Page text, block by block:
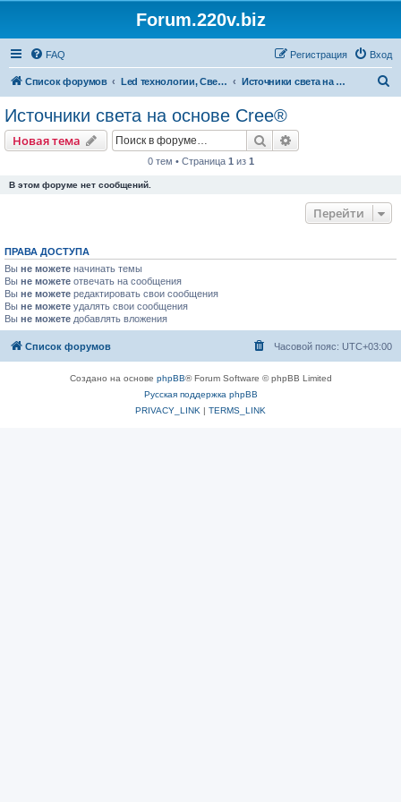
Forum.220v.biz
FAQ Вход
Регистрация
Список форумов Led технологии, Светодиодные технологии и все что с ними связано Источники света на основе Cree®
Источники света на основе Cree®
Новая тема Поиск
0 тем • Страница 1 из 1
В этом форуме нет сообщений.
Перейти
ПРАВА ДОСТУПА
Вы не можете начинать темы
Вы не можете отвечать на сообщения
Вы не можете редактировать свои сообщения
Вы не можете удалять свои сообщения
Вы не можете добавлять вложения
Список форумов Часовой пояс: UTC+03:00
Создано на основе phpBB® Forum Software © phpBB Limited
Русская поддержка phpBB
PRIVACY_LINK | TERMS_LINK